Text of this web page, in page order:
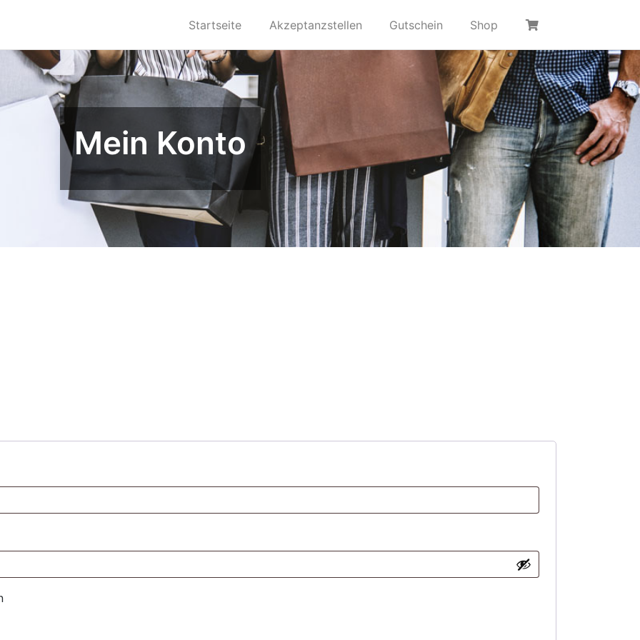
Startseite Akzeptanzstellen Gutschein Shop
Mein Konto